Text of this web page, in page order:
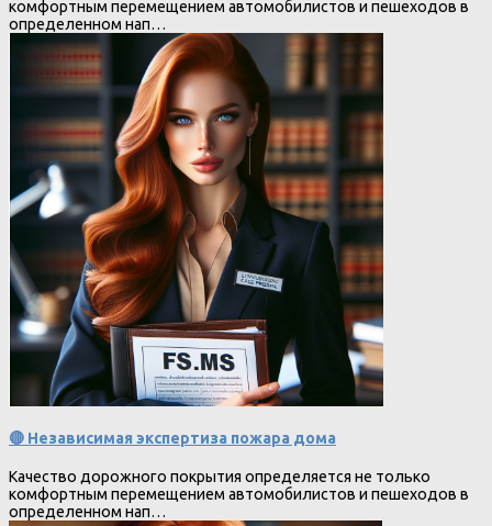
комфортным перемещением автомобилистов и пешеходов в
определенном нап…
🔴 Независимая экспертиза пожара дома
Качество дорожного покрытия определяется не только
комфортным перемещением автомобилистов и пешеходов в
определенном нап…